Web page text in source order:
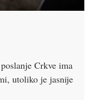
Crkve ima
utoliko je jasnije